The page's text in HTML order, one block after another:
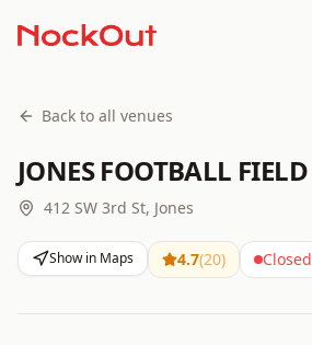
Back to all venues
JONES FOOTBALL FIELD
412 SW 3rd St, Jones
Show in Maps 4.7(20) Closed